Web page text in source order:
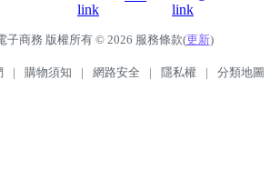
子商務 版權所有 © 2026 服務條款(更新)
| 購物須知 | 網路安全 | 隱私權 | 分類地圖